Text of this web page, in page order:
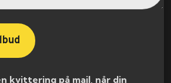
kvittering på mail, når din